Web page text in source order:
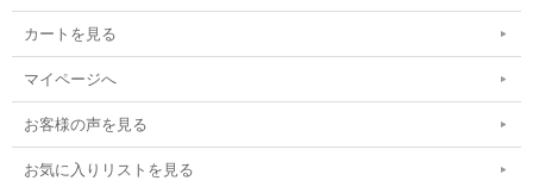
カートを見る
マイページへ
お客様の声を見る
お気に入りリストを見る